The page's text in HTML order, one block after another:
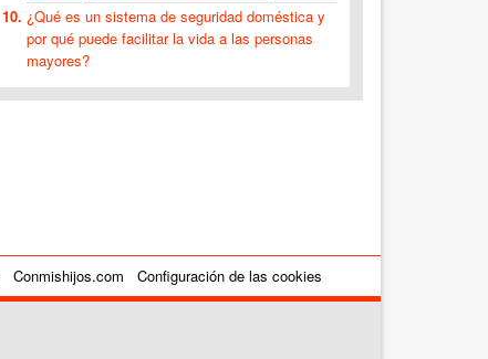
¿Qué es un sistema de seguridad doméstica y
por qué puede facilitar la vida a las personas
mayores?
Conmishijos.com Configuración de las cookies